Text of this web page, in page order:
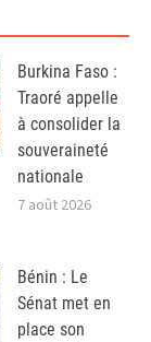
Burkina Faso :
Traoré appelle
à consolider la
souveraineté
nationale
7 août 2026
Bénin : Le
Sénat met en
place son